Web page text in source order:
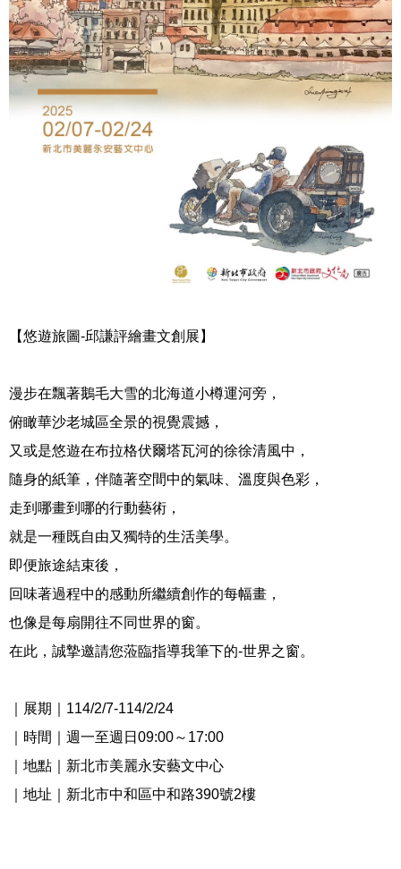
【悠遊旅圖-邱謙評繪畫文創展】
漫步在飄著鵝毛大雪的北海道小樽運河旁，
俯瞰華沙老城區全景的視覺震撼，
又或是悠遊在布拉格伏爾塔瓦河的徐徐清風中，
隨身的紙筆，伴隨著空間中的氣味、溫度與色彩，
走到哪畫到哪的行動藝術，
就是一種既自由又獨特的生活美學。
即便旅途結束後，
回味著過程中的感動所繼續創作的每幅畫，
也像是每扇開往不同世界的窗。
在此，誠摯邀請您蒞臨指導我筆下的-世界之窗。
｜展期｜ 114/2/7-114/2/24
｜時間｜週一至週日 09:00～ 17:00
｜地點｜新北市美麗永安藝文中心
｜地址｜新北市中和區中和路390號2樓